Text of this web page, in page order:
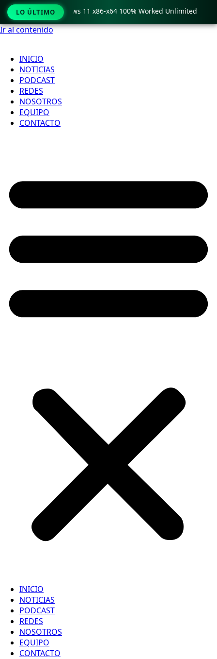
Ir al contenido
INICIO
NOTICIAS
PODCAST
REDES
NOSOTROS
EQUIPO
CONTACTO
INICIO
NOTICIAS
PODCAST
REDES
NOSOTROS
EQUIPO
CONTACTO
LO ÚLTIMO
Crack only Windows 11 x86-x64 100% Worked Unlimited